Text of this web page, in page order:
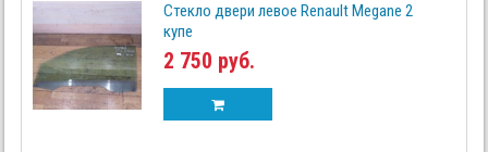
Стекло двери левое Renault Megane 2
купе
2 750 руб.